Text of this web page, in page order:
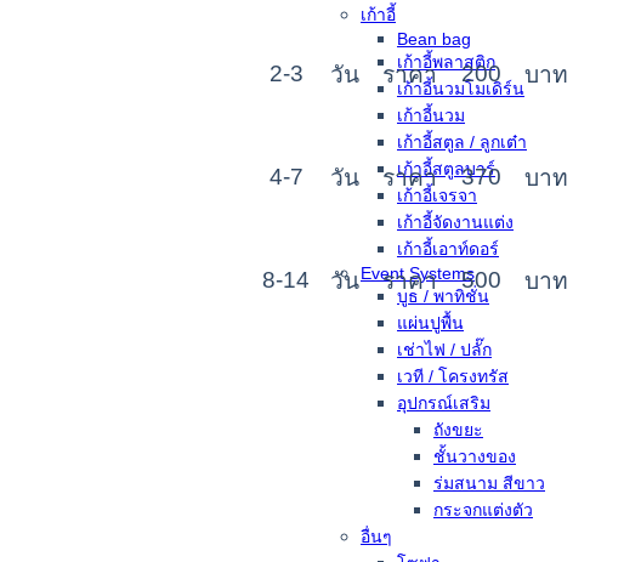
เก้าอี้
Bean bag
เก้าอี้พลาสติก
เก้าอี้นวมโมเดิร์น
เก้าอี้นวม
เก้าอี้สตูล / ลูกเต๋า
เก้าอี้สตูลบาร์
เก้าอี้เจรจา
เก้าอี้จัดงานแต่ง
เก้าอี้เอาท์ดอร์
Event Systems
บูธ / พาทิชั่น
แผ่นปูพื้น
เช่าไฟ / ปลั๊ก
เวที / โครงทรัส
อุปกรณ์เสริม
ถังขยะ
ชั้นวางของ
ร่มสนาม สีขาว
กระจกแต่งตัว
อื่นๆ
2-3 วัน ราคา 200 บาท
4-7 วัน ราคา 370 บาท
8-14 วัน ราคา 500 บาท